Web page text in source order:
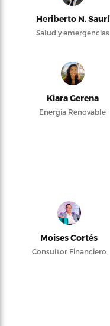
Heriberto N. Saurí
Salud y emergencias
Kiara Gerena
Energía Renovable
Moises Cortés
Consultor Financiero